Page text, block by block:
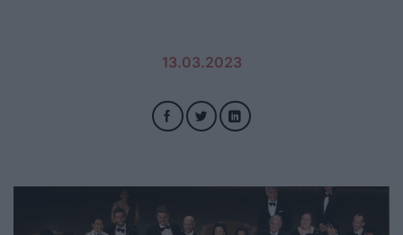
13.03.2023